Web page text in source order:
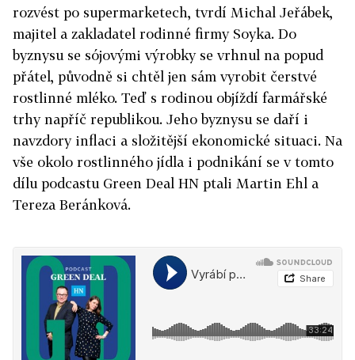
rozvést po supermarketech, tvrdí Michal Jeřábek,
majitel a zakladatel rodinné firmy Soyka. Do
byznysu se sójovými výrobky se vrhnul na popud
přátel, původně si chtěl jen sám vyrobit čerstvé
rostlinné mléko. Teď s rodinou objíždí farmářské
trhy napříč republikou. Jeho byznysu se daří i
navzdory inflaci a složitější ekonomické situaci. Na
vše okolo rostlinného jídla i podnikání se v tomto
dílu podcastu Green Deal HN ptali Martin Ehl a
Tereza Beránková.